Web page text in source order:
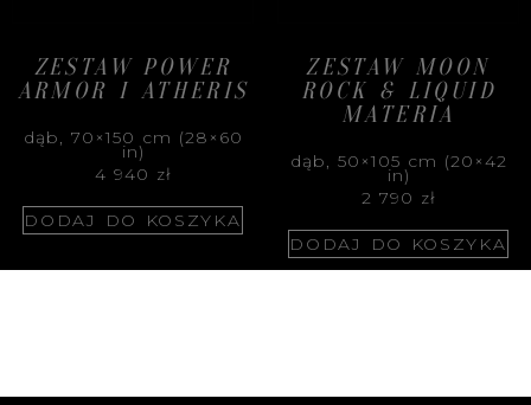
ZESTAW POWER
ARMOR I ATHERIS
dąb, 70×150 cm (28×60
in)
4 940 zł
DODAJ DO KOSZYKA
ZESTAW MOON
ROCK & LIQUID
MATERIA
dąb, 50×105 cm (20×42
in)
2 790 zł
DODAJ DO KOSZYKA